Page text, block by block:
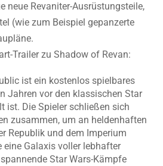
neue Revaniter-Ausrüstungsteile,
(wie zum Beispiel gepanzerte
Trailer zu Shadow of Revan:
ist ein kostenlos spielbares
Jahren vor den klassischen Star
ist. Die Spieler schließen sich
zusammen, um an heldenhaften
Republik und dem Imperium
eine Galaxis voller lebhafter
Star Wars-Kämpfe